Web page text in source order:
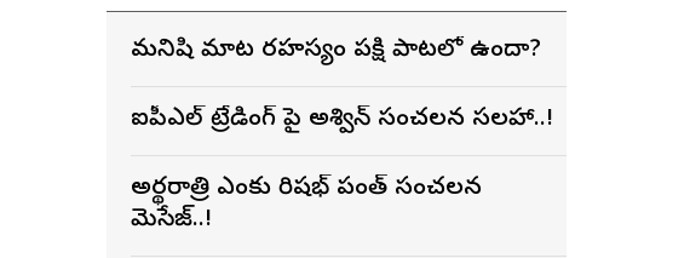
మనిషి మాట రహస్యం పక్షి పాటలో ఉందా?
ఐపీఎల్ ట్రేడింగ్ పై అశ్విన్ సంచలన సలహా..!
అర్థరాత్రి సీఎంకు రిషభ్ పంత్ సంచలన
మెసేజ్..!